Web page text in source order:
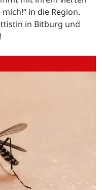
in die Region.
in Bitburg und